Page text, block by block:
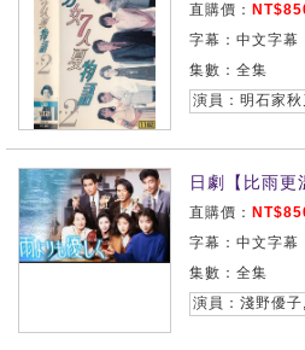
直購價：
字幕：中文字幕
集數：全集
演員：明石家
日劇【比雨
直購價：
字幕：中文字幕
集數：全集
演員：淺野優